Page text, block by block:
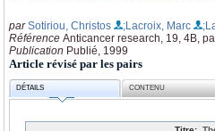
parSotiriou, Christos ;Lacroix, Marc
Référence Anticancer research, 19, 4B,
Publication Publié, 1999
Article révisé par les pairs
DÉTAILS CONTENU